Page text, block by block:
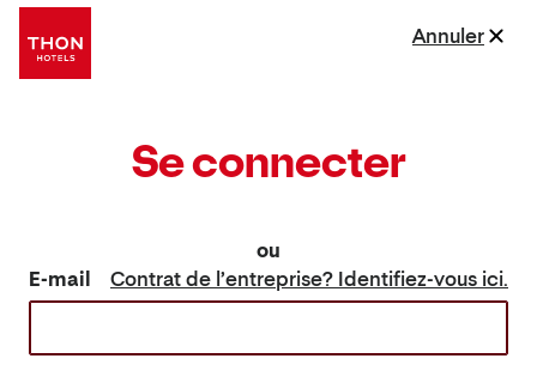
Se connecter
ou
E-mail
Contrat de l’entreprise? Identifiez-vous ici.
Annuler